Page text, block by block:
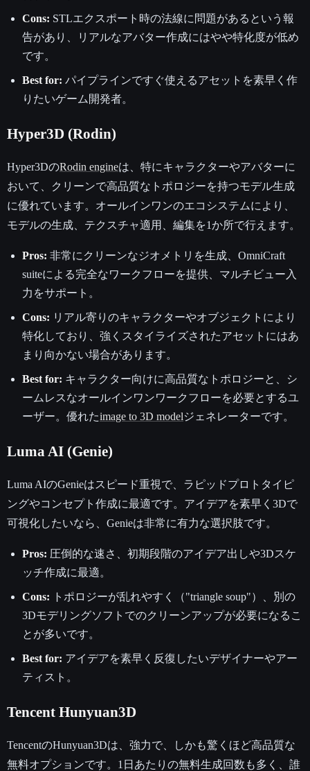
Cons: STLエクスポート時の法線に問題があるという報
告があり、リアルなアバター作成にはやや特化度が低め
です。
Best for: パイプラインですぐ使えるアセットを素早く作
りたいゲーム開発者。
Hyper3D (Rodin)
Hyper3DのRodin engineは、特にキャラクターやアバターに
おいて、クリーンで高品質なトポロジーを持つモデル生成
に優れています。オールインワンのエコシステムにより、
モデルの生成、テクスチャ適用、編集を1か所で行えます。
Pros: 非常にクリーンなジオメトリを生成、OmniCraft
suiteによる完全なワークフローを提供、マルチビュー入
力をサポート。
Cons: リアル寄りのキャラクターやオブジェクトにより
特化しており、強くスタイライズされたアセットにはあ
まり向かない場合があります。
Best for: キャラクター向けに高品質なトポロジーと、シ
ームレスなオールインワンワークフローを必要とするユ
ーザー。優れたimage to 3D modelジェネレーターです。
Luma AI (Genie)
Luma AIのGenieはスピード重視で、ラピッドプロトタイピ
ングやコンセプト作成に最適です。アイデアを素早く3Dで
可視化したいなら、Genieは非常に有力な選択肢です。
Pros: 圧倒的な速さ、初期段階のアイデア出しや3Dスケ
ッチ作成に最適。
Cons: トポロジーが乱れやすく（"triangle soup"）、別の
3Dモデリングソフトでのクリーンアップが必要になるこ
とが多いです。
Best for: アイデアを素早く反復したいデザイナーやアー
ティスト。
Tencent Hunyuan3D
TencentのHunyuan3Dは、強力で、しかも驚くほど高品質な
無料オプションです。1日あたりの無料生成回数も多く、誰